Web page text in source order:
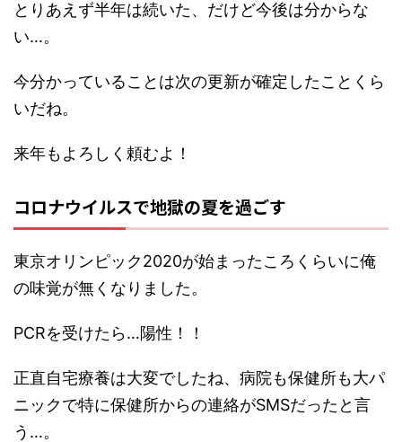
とりあえず半年は続いた、だけど今後は分からな
い…。
今分かっていることは次の更新が確定したことくら
いだね。
来年もよろしく頼むよ！
コロナウイルスで地獄の夏を過ごす
東京オリンピック2020が始まったころくらいに俺
の味覚が無くなりました。
PCRを受けたら…陽性！！
正直自宅療養は大変でしたね、病院も保健所も大パ
ニックで特に保健所からの連絡がSMSだったと言
う…。